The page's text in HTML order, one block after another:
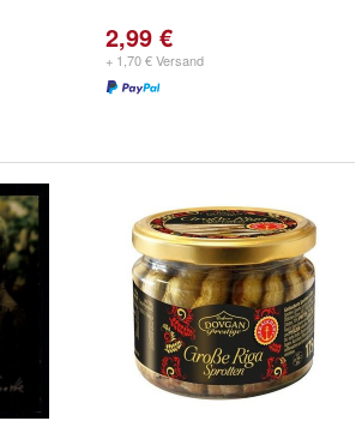
2,99 €
+ 1,70 € Versand